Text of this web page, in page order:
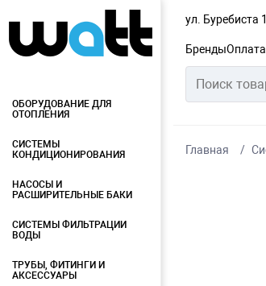
ул. Буребиста
Бренды
ОБОРУДОВАНИЕ ДЛЯ
ОТОПЛЕНИЯ
СИСТЕМЫ
КОНДИЦИОНИРОВАНИЯ
НАСОСЫ И
РАСШИРИТЕЛЬНЫЕ БАКИ
СИСТЕМЫ ФИЛЬТРАЦИИ
ВОДЫ
ТРУБЫ, ФИТИНГИ И
АКСЕССУАРЫ
Главная